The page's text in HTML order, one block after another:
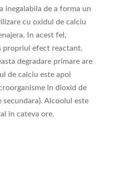
inegalabila de a forma un
cu oxidul de calciu
In acest fel,
propriul efect reactant.
degradare primare are
de calciu este apoi
in dioxid de
secundara). Alcoolul este
in cateva ore.